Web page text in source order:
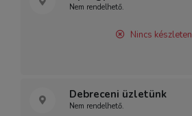
Nem rendelhető.
Nincs készleten
Debreceni üzletünk
Nem rendelhető.